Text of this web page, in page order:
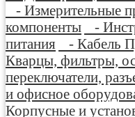
- Измерительные
компоненты
-
питания
- Кабель
Кварцы, фильтры,
переключатели,
и офисное
Корпусные и